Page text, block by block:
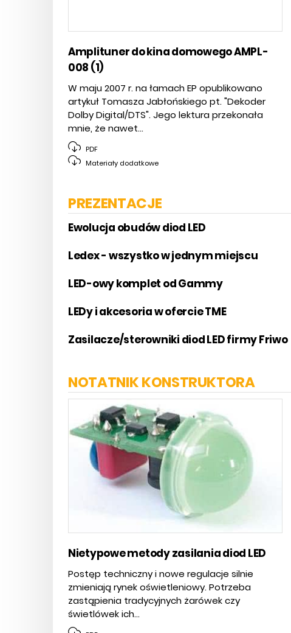
Amplituner do kina domowego AMPL-
008 (1)
W maju 2007 r. na łamach EP opublikowano
artykuł Tomasza Jabłońskiego pt. "Dekoder
Dolby Digital/DTS". Jego lektura przekonała
mnie, że nawet...
PDF
Materiały dodatkowe
PREZENTACJE
Ewolucja obudów diod LED
Ledex - wszystko w jednym miejscu
LED-owy komplet od Gammy
LEDy i akcesoria w ofercie TME
Zasilacze/sterowniki diod LED firmy Friwo
NOTATNIK KONSTRUKTORA
Nietypowe metody zasilania diod LED
Postęp techniczny i nowe regulacje silnie
zmieniają rynek oświetleniowy. Potrzeba
zastąpienia tradycyjnych żarówek czy
świetlówek ich...